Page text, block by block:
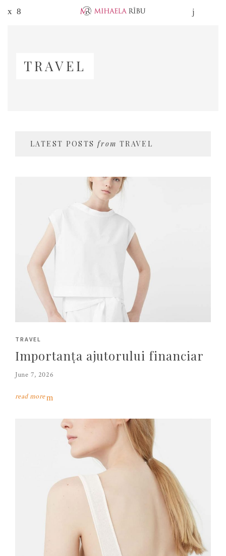
TRAVEL
LATEST POSTS from TRAVEL
TRAVEL
Importanța ajutorului financiar
June 7, 2026
read more